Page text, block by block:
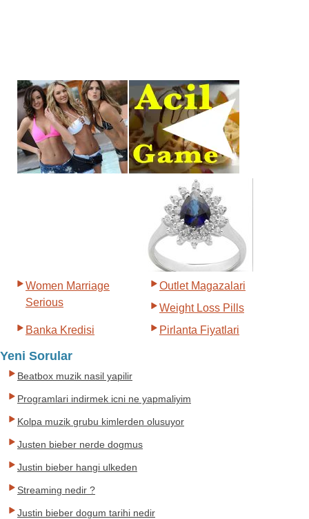
Women Marriage
Serious
Outlet Magazalari
Weight Loss Pills
Banka Kredisi
Pirlanta Fiyatlari
Yeni Sorular
Beatbox muzik nasil yapilir
Programlari indirmek icni ne yapmaliyim
Kolpa muzik grubu kimlerden olusuyor
Justen bieber nerde dogmus
Justin bieber hangi ulkeden
Streaming nedir ?
Justin bieber dogum tarihi nedir